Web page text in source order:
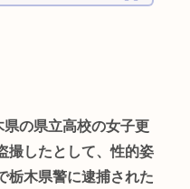
の県立高校の女子更
撮したとして、性的姿
栃木県警に逮捕された